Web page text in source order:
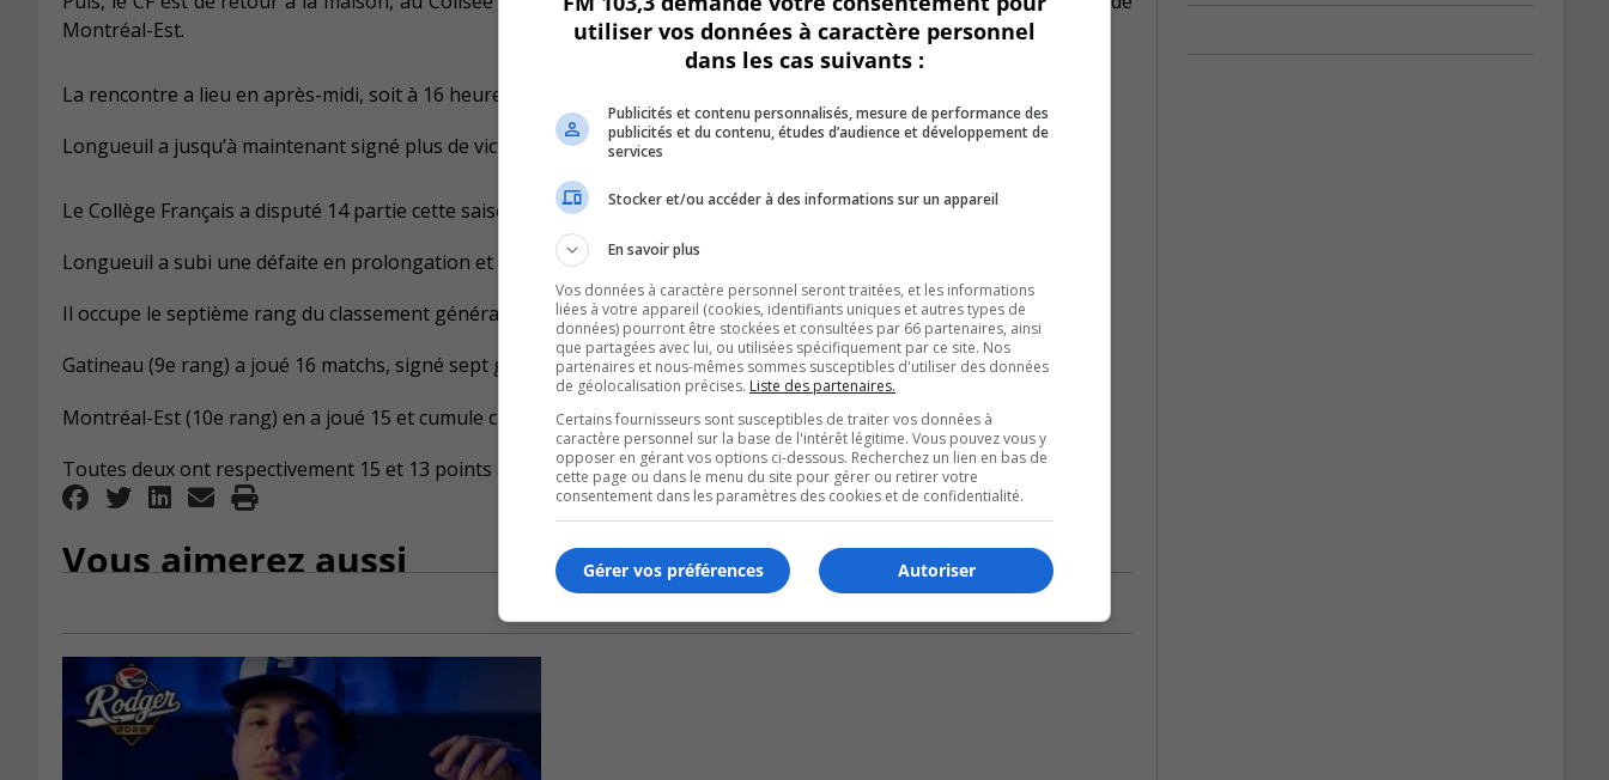
Montréal-Est.
La rencontre a lieu en après-midi, soit à 16 heures.
Longueuil a jusqu’à maintenant signé plus de victoires que ses deux adversaires de la fin de semaine.
Le Collège Français a disputé 14 partie cette saison, amassé 19 points en huit victoires.
Longueuil a subi une défaite en prolongation et deux en tir de barrage.
Il occupe le septième rang du classement général.
Gatineau (9e rang) a joué 16 matchs, signé sept gains et subi huit défaites.
Montréal-Est (10e rang) en a joué 15 et cumule cinq victoires et a encaissé sept défaites.
Toutes deux ont respectivement 15 et 13 points au classement. – 30 –
Vous aimerez aussi
utiliser vos données à caractère personnel
dans les cas suivants :
Publicités et contenu personnalisés, mesure de performance des
publicités et du contenu, études d’audience et développement de
services
Stocker et/ou accéder à des informations sur un appareil
En savoir plus
Vos données à caractère personnel seront traitées, et les informations
liées à votre appareil (cookies, identifiants uniques et autres types de
données) pourront être stockées et consultées par 66 partenaires, ainsi
que partagées avec lui, ou utilisées spécifiquement par ce site. Nos
partenaires et nous-mêmes sommes susceptibles d'utiliser des données
de géolocalisation précises. Liste des partenaires.
Certains fournisseurs sont susceptibles de traiter vos données à
caractère personnel sur la base de l'intérêt légitime. Vous pouvez vous y
opposer en gérant vos options ci-dessous. Recherchez un lien en bas de
cette page ou dans le menu du site pour gérer ou retirer votre
consentement dans les paramètres des cookies et de confidentialité.
Autoriser
Gérer vos préférences